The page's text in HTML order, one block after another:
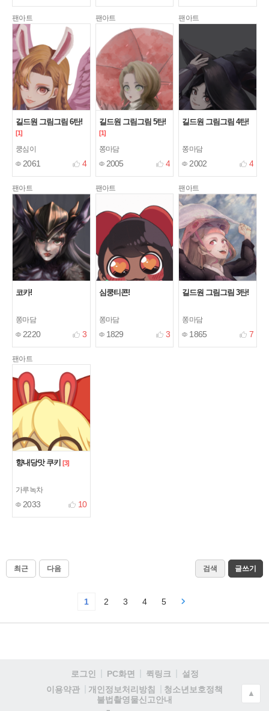
팬아트
길드원 그림그림 6탄!
[1]
쿵심이
2061 4
팬아트
길드원 그림그림 5탄!
[1]
쫑마담
2005 4
팬아트
길드원 그림그림 4탄!
쫑마담
2002 4
팬아트
코카!
쫑마담
2220 3
팬아트
심쿵티콘!
쫑마담
1829 3
팬아트
길드원 그림그림 3탄!
쫑마담
1865 7
팬아트
향내당맛 쿠키 [3]
가루녹차
2033 10
최근 다음 검색 글쓰기
1 2 3 4 5
로그인 PC화면 퀵링크
설정
이용약관
개인정보처리방침
청소년보호정책
불법촬영물신고안내
▲